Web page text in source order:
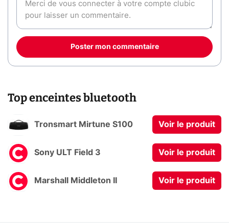
Poster mon commentaire
Top enceintes bluetooth
Tronsmart Mirtune S100 Voir le produit
Sony ULT Field 3 Voir le produit
Marshall Middleton II Voir le produit